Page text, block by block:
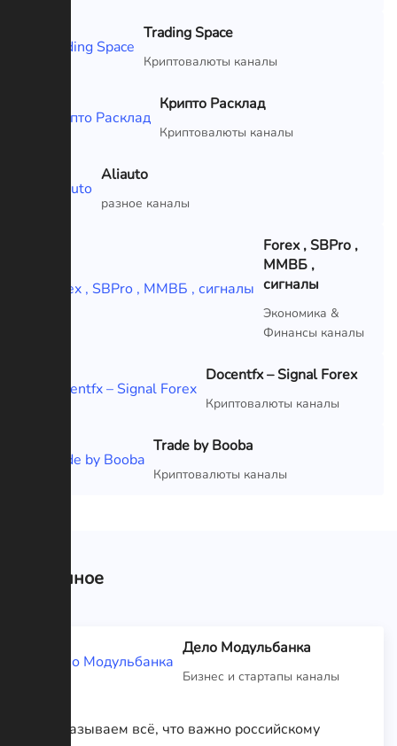
Trading Space
Криптовалюты каналы
Крипто Расклад
Криптовалюты каналы
Aliauto
разное каналы
Forex , SBPro ,
ММВБ ,
сигналы
Экономика &
Финансы каналы
Docentfx – Signal Forex
Криптовалюты каналы
Trade by Booba
Криптовалюты каналы
Связанное
Дело Модульбанка
Бизнес и стартапы каналы
Рассказываем всё, что важно российскому